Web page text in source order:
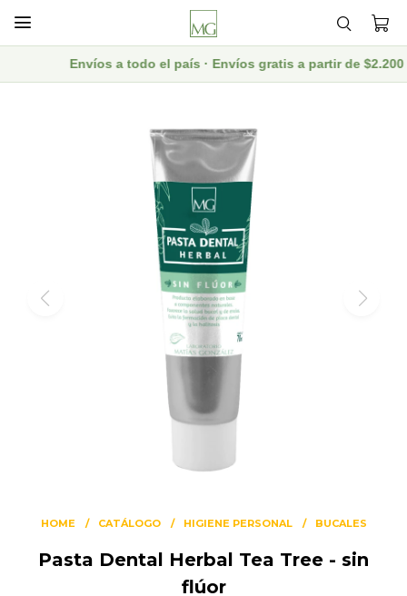

Envíos a todo el país · Envíos gratis a partir de $2.200
HOME CATÁLOGO HIGIENE PERSONAL BUCALES
Pasta Dental Herbal Tea Tree - sin
flúor